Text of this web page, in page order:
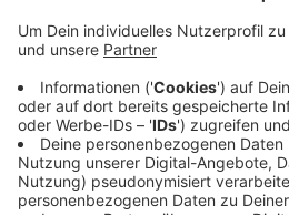
Die Stadt hat heute ihr Konzept
sie wieder auf dem ehemaligen
Münsterstraße, dem Königsplatz
Marktplatz. Aufgrund der
verändern sich aber ein paar
dem Rathaus fällt weg. Und der